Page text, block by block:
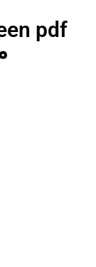
pdf